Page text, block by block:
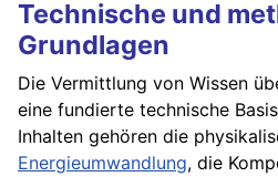
Technische und
Grundlagen
Die Vermittlung von Wissen
eine fundierte technische
Inhalten gehören die
Energieumwandlung, die